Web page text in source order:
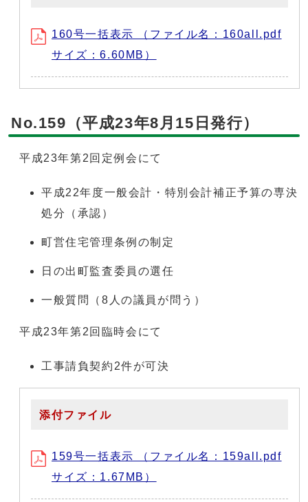
160号一括表示 （ファイル名：160all.pdf
サイズ：6.60MB）
No.159（平成23年8月15日発行）
平成23年第2回定例会にて
平成22年度一般会計・特別会計補正予算の専決
処分（承認）
町営住宅管理条例の制定
日の出町監査委員の選任
一般質問（8人の議員が問う）
平成23年第2回臨時会にて
工事請負契約2件が可決
添付ファイル
159号一括表示 （ファイル名：159all.pdf
サイズ：1.67MB）